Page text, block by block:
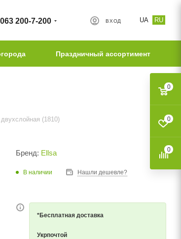
UA RU
ВХОД
200-7-200
Праздничный ассортимент
(1810)
Бренд: Ellsa
В наличии Нашли дешевле?
*Бесплатная доставка
Укрпочтой
0
0
0